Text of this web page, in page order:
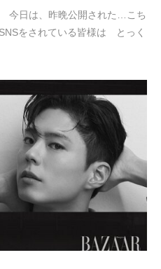
日は、昨晩公開された…こち
をされている皆様は とっく